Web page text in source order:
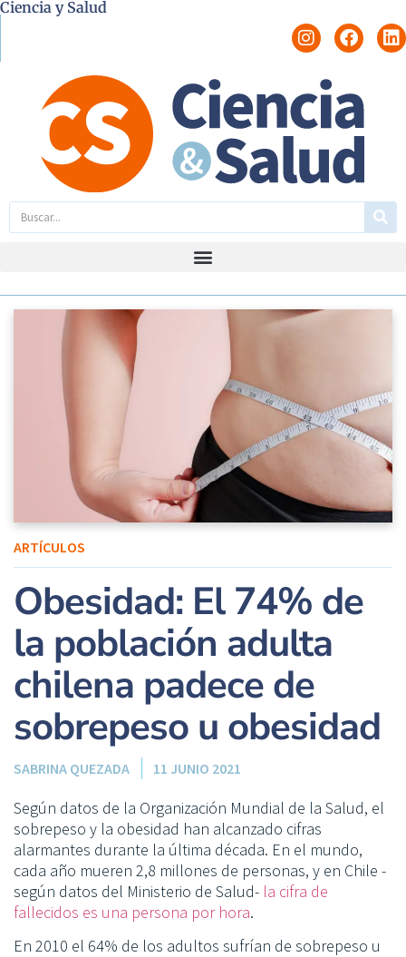
Ciencia y Salud
ARTÍCULOS
Obesidad: El 74% de
la población adulta
chilena padece de
sobrepeso u obesidad
SABRINA QUEZADA 11 JUNIO 2021
Según datos de la Organización Mundial de la Salud, el
sobrepeso y la obesidad han alcanzado cifras
alarmantes durante la última década. En el mundo,
cada año mueren 2,8 millones de personas, y en Chile -
según datos del Ministerio de Salud- la cifra de
fallecidos es una persona por hora.
En 2010 el 64% de los adultos sufrían de sobrepeso u